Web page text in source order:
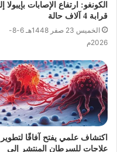
الكونغو: ارتفاع الإصابات بإيبولا
قرابة 4 آلاف حالة
الخميس 23 صفر 1448هـ 6-8-
2026م
اكتشاف علمي يفتح آفاقًا لتطوير
علاجات للسرطان المنتشر إلى